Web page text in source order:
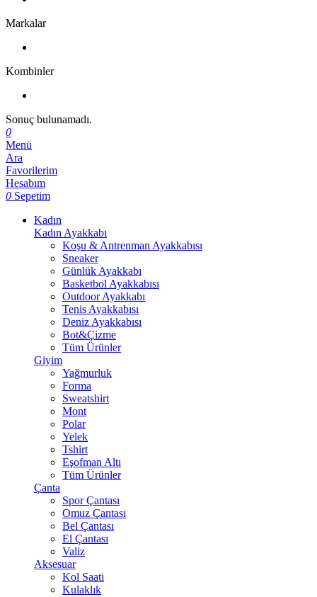
Markalar
Kombinler
Sonuç bulunamadı.
0
Menü
Ara
Favorilerim
Hesabım
0 Sepetim
Kadın
Kadın Ayakkabı
Koşu & Antrenman Ayakkabısı
Sneaker
Günlük Ayakkabı
Basketbol Ayakkabısı
Outdoor Ayakkabı
Tenis Ayakkabısı
Deniz Ayakkabısı
Bot&Çizme
Tüm Ürünler
Giyim
Yağmurluk
Forma
Sweatshirt
Mont
Polar
Yelek
Tshirt
Eşofman Altı
Tüm Ürünler
Çanta
Spor Çantası
Omuz Çantası
Bel Çantası
El Çantası
Valiz
Aksesuar
Kol Saati
Kulaklık